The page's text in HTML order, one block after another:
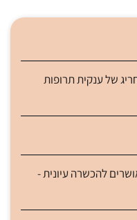
של ענקית תרופות
להכשרה עיונית -